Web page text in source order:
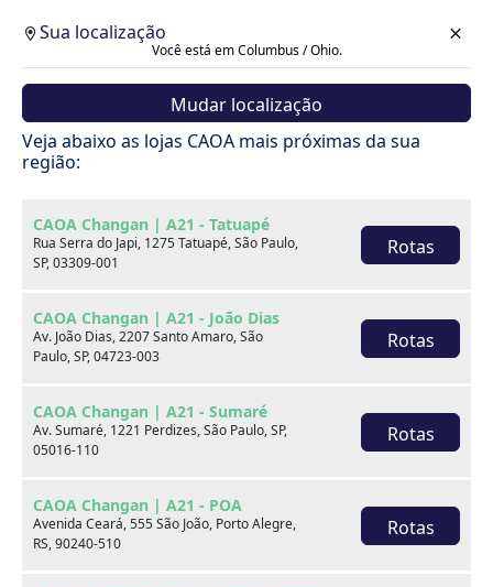
Sua localização
Você está em Columbus / Ohio.
Mudar localização
Veja abaixo as lojas CAOA mais próximas da sua
região:
CAOA Changan | A21 - Tatuapé
Rua Serra do Japi, 1275 Tatuapé, São Paulo,
SP, 03309-001
Rotas
CAOA Changan | A21 - João Dias
Av. João Dias, 2207 Santo Amaro, São
Paulo, SP, 04723-003
Rotas
CAOA Changan | A21 - Sumaré
Av. Sumaré, 1221 Perdizes, São Paulo, SP,
05016-110
Rotas
CAOA Changan | A21 - POA
Avenida Ceará, 555 São João, Porto Alegre,
RS, 90240-510
Rotas
Carros
Marca